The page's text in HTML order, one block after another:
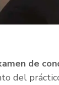
de
del